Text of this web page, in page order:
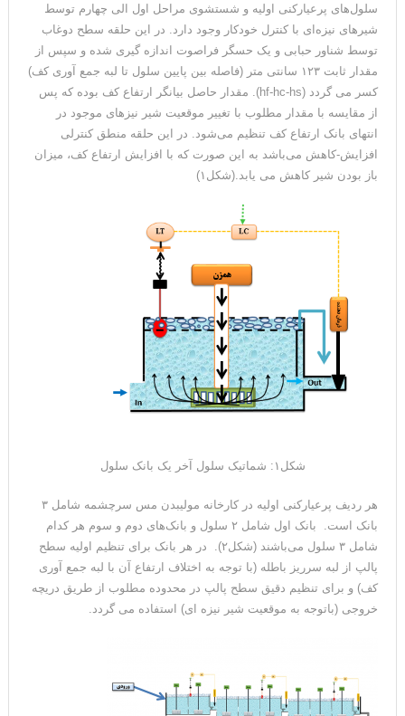
سلول‌های پرعیارکنی اولیه و شستشوی مراحل اول الی چهارم توسط
شیرهای نیزه‌ای با کنترل خودکار وجود دارد. در این حلقه سطح دوغاب
توسط شناور حبابی و یک حسگر فراصوت اندازه گیری شده و سپس از
مقدار ثابت ۱۲۳ سانتی متر (فاصله بین پایین سلول تا لبه جمع آوری کف)
کسر می گردد (hf-hc-hs). مقدار حاصل بیانگر ارتفاع کف بوده که پس
از مقایسه با مقدار مطلوب با تغییر موقعیت شیر نیزه­ای موجود در
انتهای بانک ارتفاع کف تنظیم می‌شود. در این حلقه منطق کنترلی
افزایش-کاهش می‌باشد به این صورت که با افزایش ارتفاع کف، میزان
باز بودن شیر کاهش می یابد.(شکل۱)
شکل۱: شماتیک سلول آخر یک بانک سلول
هر ردیف پرعیارکنی اولیه در کارخانه مولیبدن مس سرچشمه شامل ۳
بانک است. بانک اول شامل ۲ سلول و بانک‌های دوم و سوم هر کدام
شامل ۳ سلول می‌باشند (شکل۲). در هر بانک برای تنظیم اولیه سطح
پالپ از لبه سرریز باطله (با توجه به اختلاف ارتفاع آن با لبه جمع آوری
کف) و برای تنظیم دقیق سطح پالپ در محدوده مطلوب از طریق دریچه
خروجی (باتوجه به موقعیت شیر نیزه ای) استفاده می گردد.